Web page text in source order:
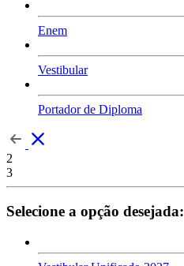
Enem
Vestibular
Portador de Diploma
2
3
Selecione a opção desejada: